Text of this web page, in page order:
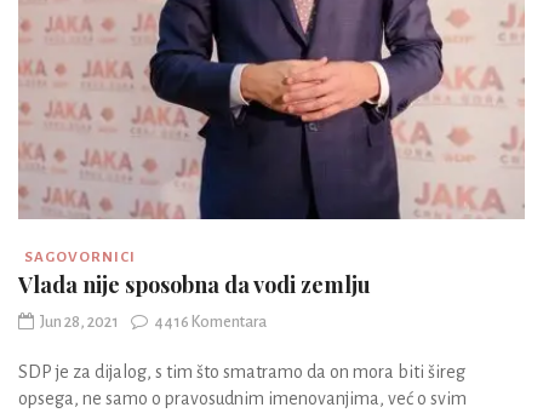
SAGOVORNICI
Vlada nije sposobna da vodi zemlju
Jun 28, 2021 4416 Komentara
SDP je za dijalog, s tim što smatramo da on mora biti šireg
opsega, ne samo o pravosudnim imenovanjima, već o svim